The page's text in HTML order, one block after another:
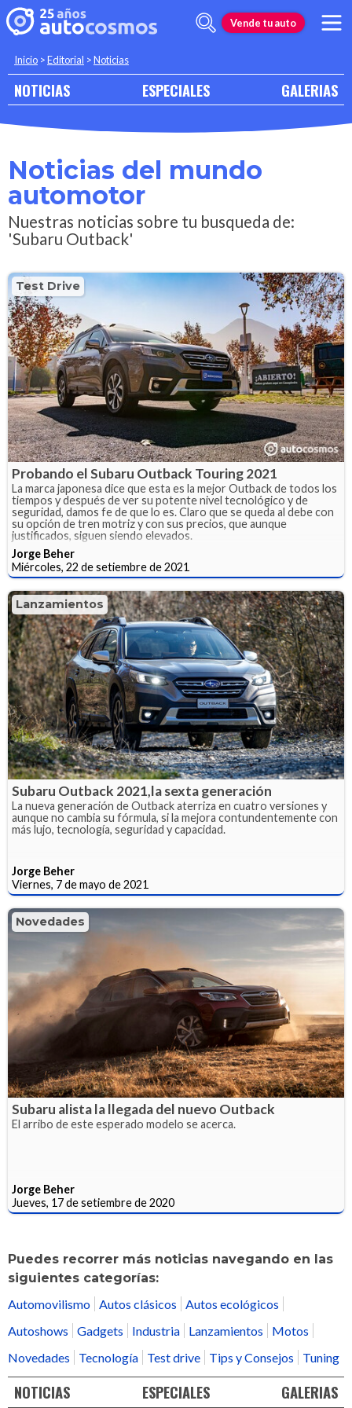
Vende tu auto
Inicio >Editorial >Noticias
NOTICIAS ESPECIALES GALERIAS
Noticias del mundo
automotor
Nuestras noticias sobre tu busqueda de:
'Subaru Outback'
Test Drive
Probando el Subaru Outback Touring 2021
La marca japonesa dice que esta es la mejor Outback de todos los
tiempos y después de ver su potente nivel tecnológico y de
seguridad, damos fe de que lo es. Claro que se queda al debe con
su opción de tren motriz y con sus precios, que aunque
justificados, siguen siendo elevados.
Jorge Beher
Miércoles, 22 de setiembre de 2021
Lanzamientos
Subaru Outback 2021,la sexta generación
La nueva generación de Outback aterriza en cuatro versiones y
aunque no cambia su fórmula, si la mejora contundentemente con
más lujo, tecnología, seguridad y capacidad.
Jorge Beher
Viernes, 7 de mayo de 2021
Novedades
Subaru alista la llegada del nuevo Outback
El arribo de este esperado modelo se acerca.
Jorge Beher
Jueves, 17 de setiembre de 2020
Puedes recorrer más noticias navegando en las
siguientes categorías:
Automovilismo Autos clásicos
Autos ecológicos
Autoshows
Gadgets Industria Lanzamientos
Motos
Novedades
Tecnología Test drive Tips y Consejos Tuning
NOTICIAS ESPECIALES GALERIAS